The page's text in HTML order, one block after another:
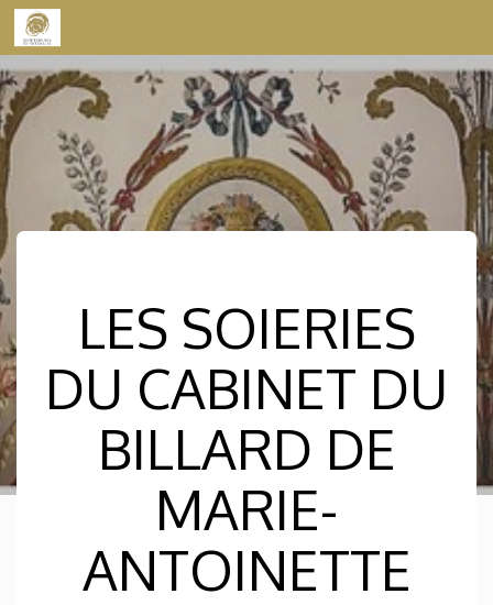
Skip to content
LES SOIERIES
DU CABINET DU
BILLARD DE
MARIE-
ANTOINETTE